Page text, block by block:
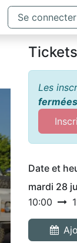
Se connecter
Tickets
Les
fermées
Date et
mardi 28
10:00